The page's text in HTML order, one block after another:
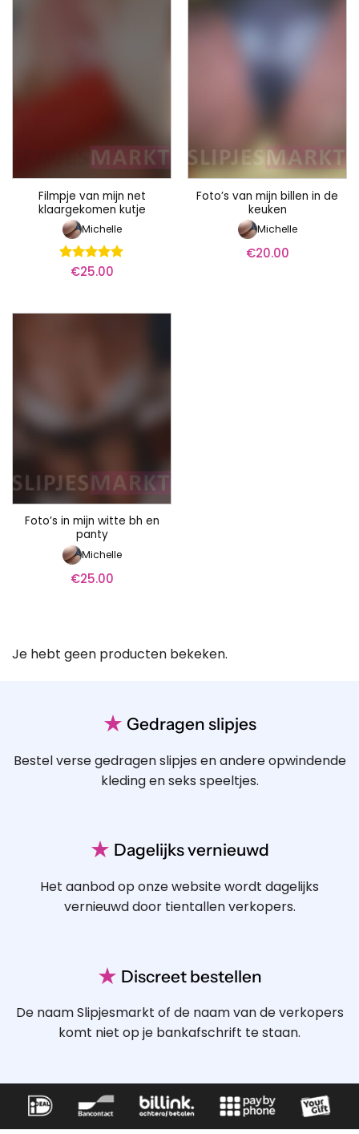
Filmpje van mijn net
klaargekomen kutje
Michelle
Waardering
€25.00
Foto’s van mijn billen in de
keuken
Michelle
€20.00
Foto’s in mijn witte bh en
panty
Michelle
€25.00
Je hebt geen producten bekeken.
★ Gedragen slipjes
Bestel verse gedragen slipjes en andere opwindende
kleding en seks speeltjes.
★ Dagelijks vernieuwd
Het aanbod op onze website wordt dagelijks
vernieuwd door tientallen verkopers.
★ Discreet bestellen
De naam Slipjesmarkt of de naam van de verkopers
komt niet op je bankafschrift te staan.